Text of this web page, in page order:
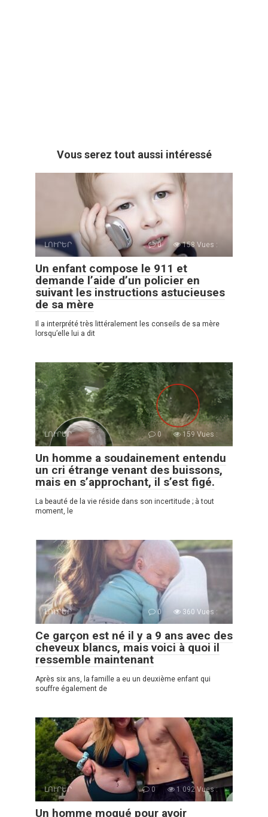
Vous serez tout aussi intéressé
ԼՈՒՐԵՐ 0 158 Vues :
Un enfant compose le 911 et
demande l’aide d’un policier en
suivant les instructions astucieuses
de sa mère
Il a interprété très littéralement les conseils de sa mère
lorsqu’elle lui a dit
ԼՈՒՐԵՐ 0 159 Vues :
Un homme a soudainement entendu
un cri étrange venant des buissons,
mais en s’approchant, il s’est figé.
La beauté de la vie réside dans son incertitude ; à tout
moment, le
ԼՈՒՐԵՐ 0 360 Vues :
Ce garçon est né il y a 9 ans avec des
cheveux blancs, mais voici à quoi il
ressemble maintenant
Après six ans, la famille a eu un deuxième enfant qui
souffre également de
ԼՈՒՐԵՐ 0 1 092 Vues :
Un homme moqué pour avoir